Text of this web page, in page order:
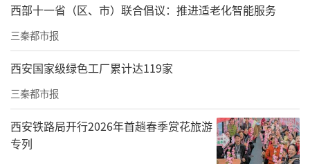
西部十一省（区、市）联合倡议：推进适老化智能服务
三秦都市报
西安国家级绿色工厂累计达119家
三秦都市报
西安铁路局开行2026年首趟春季赏花旅游
专列